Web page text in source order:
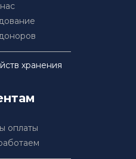
хранения
оплаты